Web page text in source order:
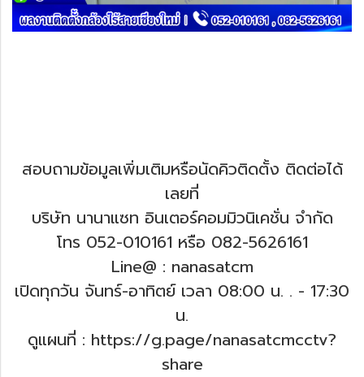
สอบถามข้อมูลเพิ่มเติมหรือนัดคิวติดตั้ง ติดต่อได้
เลยที่
บริษัท นานาแซท อินเตอร์คอมมิวนิเคชั่น จำกัด
โทร 052-010161 หรือ 082-5626161
Line@ : nanasatcm
เปิดทุกวัน จันทร์-อาทิตย์ เวลา 08:00 น. . - 17:30
น.
ดูแผนที่ : https://g.page/nanasatcmcctv?
share